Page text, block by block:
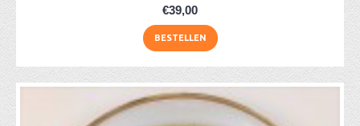
€39,00
BESTELLEN